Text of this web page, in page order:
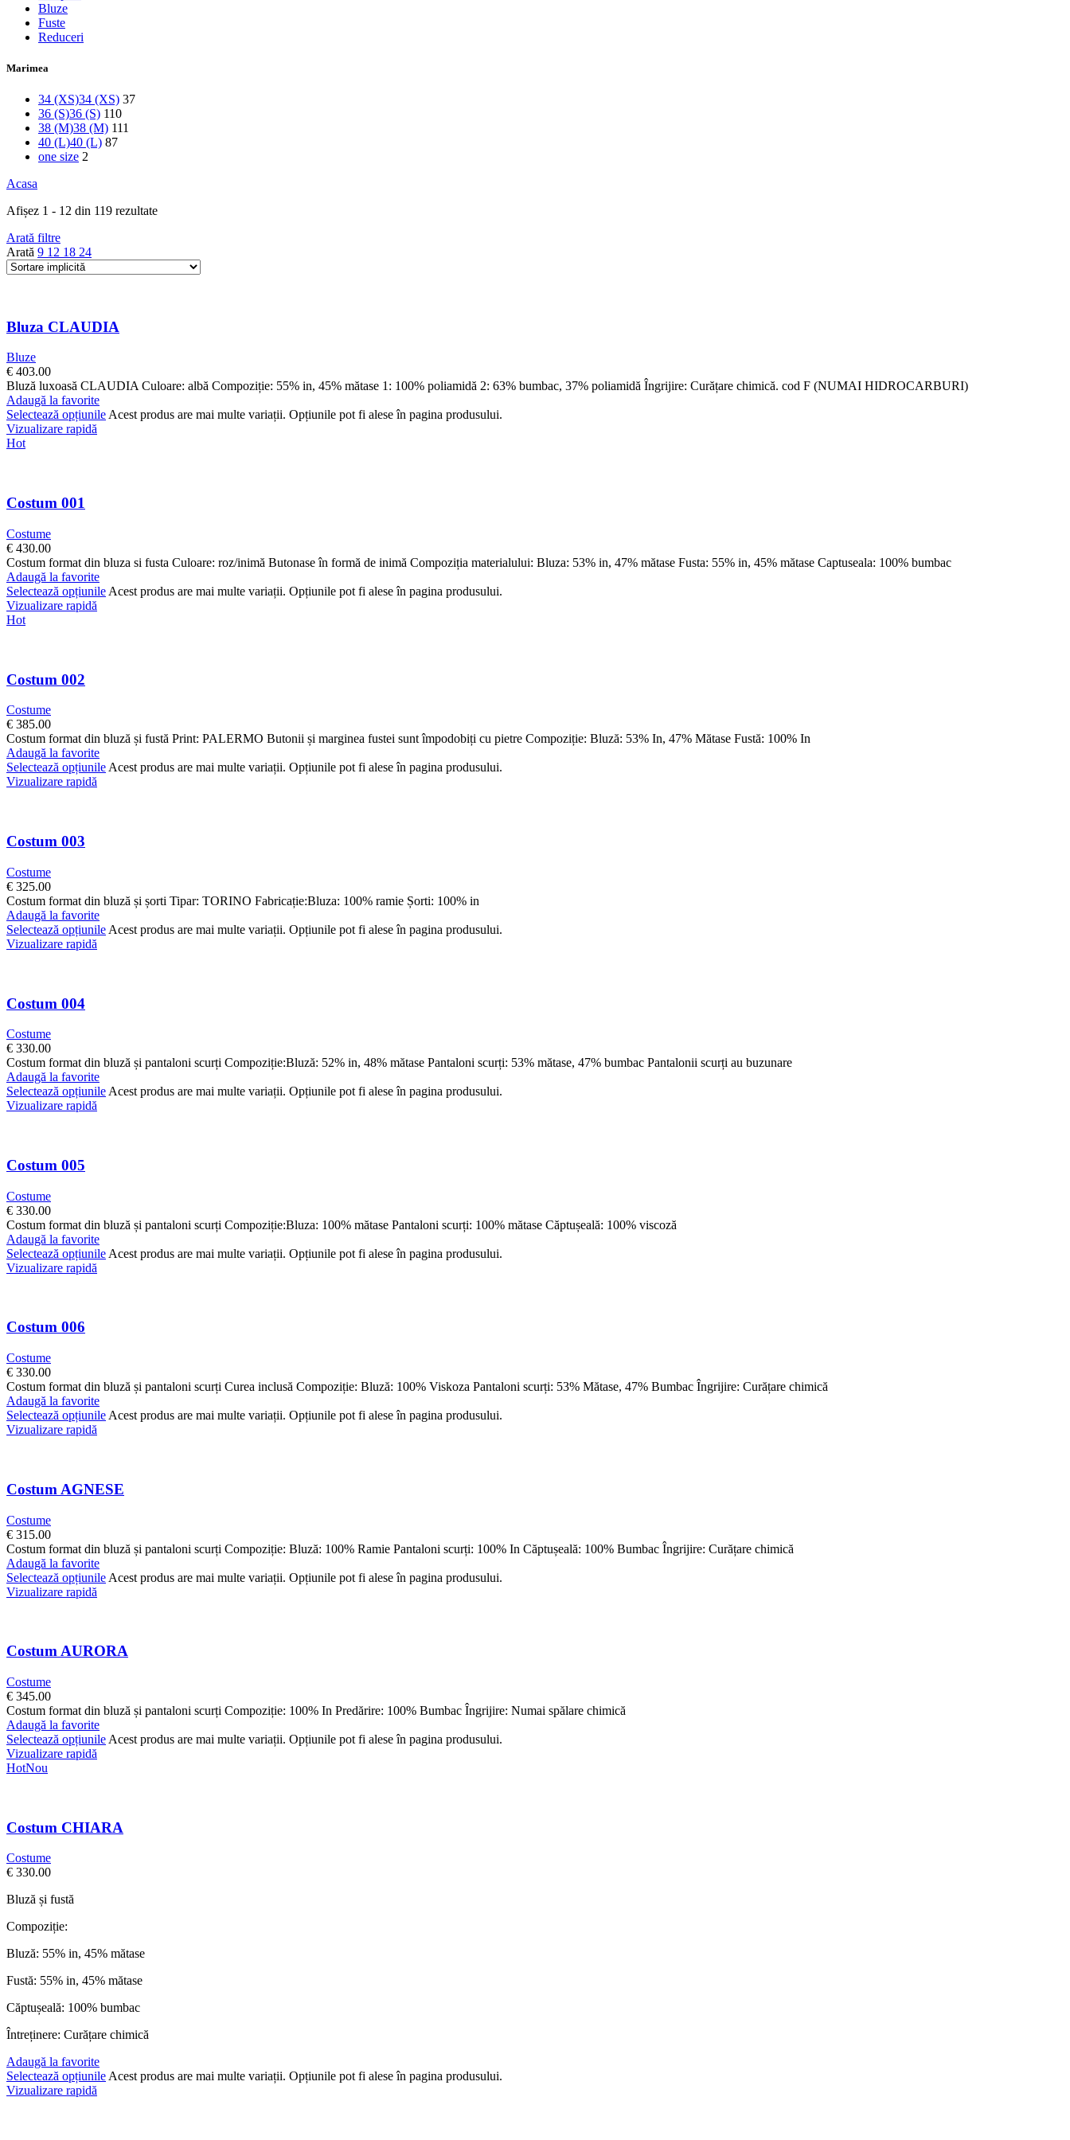
Bluze
Fuste
Reduceri
Marimea
34 (XS)34 (XS) 37
36 (S)36 (S) 110
38 (M)38 (M) 111
40 (L)40 (L) 87
one size 2
Acasa
Afișez 1 - 12 din 119 rezultate
Arată filtre
Arată 9 12 18 24
Bluza CLAUDIA
Bluze
€ 403.00
Bluză luxoasă CLAUDIA Culoare: albă Compoziție: 55% in, 45% mătase 1: 100% poliamidă 2: 63% bumbac, 37% poliamidă Îngrijire: Curățare chimică. cod F (NUMAI HIDROCARBURI)
Adaugă la favorite
Selectează opțiunileAcest produs are mai multe variații. Opțiunile pot fi alese în pagina produsului.
Vizualizare rapidă
Hot
Costum 001
Costume
€ 430.00
Costum format din bluza si fusta Culoare: roz/inimă Butonase în formă de inimă Compoziția materialului: Bluza: 53% in, 47% mătase Fusta: 55% in, 45% mătase Captuseala: 100% bumbac
Adaugă la favorite
Selectează opțiunile Acest produs are mai multe variații. Opțiunile pot fi alese în pagina produsului.
Vizualizare rapidă
Hot
Costum 002
Costume
€ 385.00
Costum format din bluză și fustă Print: PALERMO Butonii și marginea fustei sunt împodobiți cu pietre Compoziție: Bluză: 53% In, 47% Mătase Fustă: 100% In
Adaugă la favorite
Selectează opțiunile Acest produs are mai multe variații. Opțiunile pot fi alese în pagina produsului.
Vizualizare rapidă
Costum 003
Costume
€ 325.00
Costum format din bluză și șorti Tipar: TORINO Fabricație:Bluza: 100% ramie Șorti: 100% in
Adaugă la favorite
Selectează opțiunile Acest produs are mai multe variații. Opțiunile pot fi alese în pagina produsului.
Vizualizare rapidă
Costum 004
Costume
€ 330.00
Costum format din bluză și pantaloni scurți Compoziție:Bluză: 52% in, 48% mătase Pantaloni scurți: 53% mătase, 47% bumbac Pantalonii scurți au buzunare
Adaugă la favorite
Selectează opțiunile Acest produs are mai multe variații. Opțiunile pot fi alese în pagina produsului.
Vizualizare rapidă
Costum 005
Costume
€ 330.00
Costum format din bluză și pantaloni scurți Compoziție:Bluza: 100% mătase Pantaloni scurți: 100% mătase Căptușeală: 100% viscoză
Adaugă la favorite
Selectează opțiunile Acest produs are mai multe variații. Opțiunile pot fi alese în pagina produsului.
Vizualizare rapidă
Costum 006
Costume
€ 330.00
Costum format din bluză și pantaloni scurți Curea inclusă Compoziție: Bluză: 100% Viskoza Pantaloni scurți: 53% Mătase, 47% Bumbac Îngrijire: Curățare chimică
Adaugă la favorite
Selectează opțiunile Acest produs are mai multe variații. Opțiunile pot fi alese în pagina produsului.
Vizualizare rapidă
Costum AGNESE
Costume
€ 315.00
Costum format din bluză și pantaloni scurți Compoziție: Bluză: 100% Ramie Pantaloni scurți: 100% In Căptușeală: 100% Bumbac Îngrijire: Curățare chimică
Adaugă la favorite
Selectează opțiunile Acest produs are mai multe variații. Opțiunile pot fi alese în pagina produsului.
Vizualizare rapidă
Costum AURORA
Costume
€ 345.00
Costum format din bluză și pantaloni scurți Compoziție: 100% In Predărire: 100% Bumbac Îngrijire: Numai spălare chimică
Adaugă la favorite
Selectează opțiunile Acest produs are mai multe variații. Opțiunile pot fi alese în pagina produsului.
Vizualizare rapidă
HotNou
Costum CHIARA
Costume
€ 330.00
Bluză și fustă
Compoziție:
Bluză: 55% in, 45% mătase
Fustă: 55% in, 45% mătase
Căptușeală: 100% bumbac
Întreținere: Curățare chimică
Adaugă la favorite
Selectează opțiunileAcest produs are mai multe variații. Opțiunile pot fi alese în pagina produsului.
Vizualizare rapidă